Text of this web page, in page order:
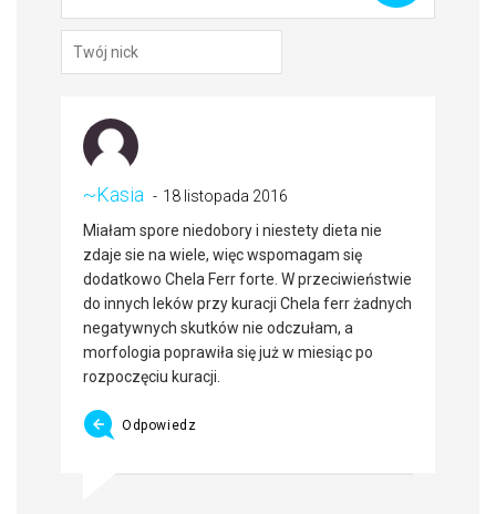
~Kasia
18 listopada 2016
Miałam spore niedobory i niestety dieta nie
zdaje sie na wiele, więc wspomagam się
dodatkowo Chela Ferr forte. W przeciwieństwie
do innych leków przy kuracji Chela ferr żadnych
negatywnych skutków nie odczułam, a
morfologia poprawiła się już w miesiąc po
rozpoczęciu kuracji.
Odpowiedz